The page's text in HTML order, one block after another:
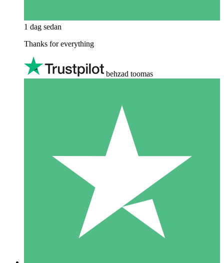
1 dag sedan
Thanks for everything
behzad toomas